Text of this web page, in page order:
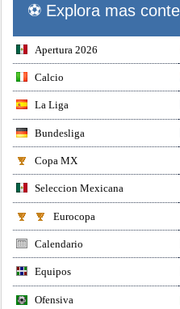
⚽ Explora mas
Apertura 2026
Calcio
La Liga
Bundesliga
Copa MX
Seleccion Mexicana
Eurocopa
Calendario
Equipos
Ofensiva